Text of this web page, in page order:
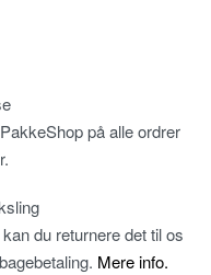
på alle ordrer
du returnere det til os
Mere info.